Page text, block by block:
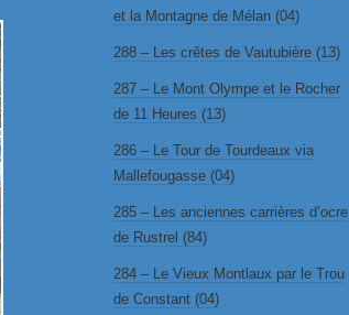
et la Montagne de Mélan (04)
288 – Les crêtes de Vautubière (13)
287 – Le Mont Olympe et le Rocher
de 11 Heures (13)
286 – Le Tour de Tourdeaux via
Mallefougasse (04)
285 – Les anciennes carrières d’ocre
de Rustrel (84)
284 – Le Vieux Montlaux par le Trou
de Constant (04)